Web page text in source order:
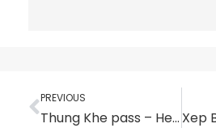
Vorige
PREVIOUS
Thung Khe pass – Het beste uitzicht over Mai Chau